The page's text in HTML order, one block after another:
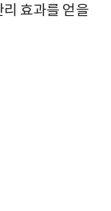
효과를 얻을